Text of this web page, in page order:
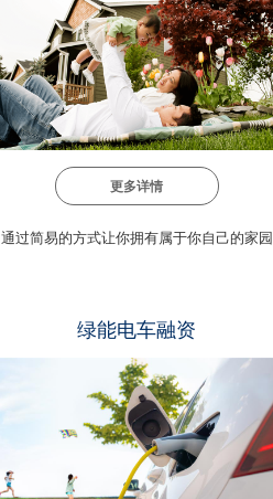
更多详情
通过简易的方式让你拥有属于你自己的家园
绿能电车融资